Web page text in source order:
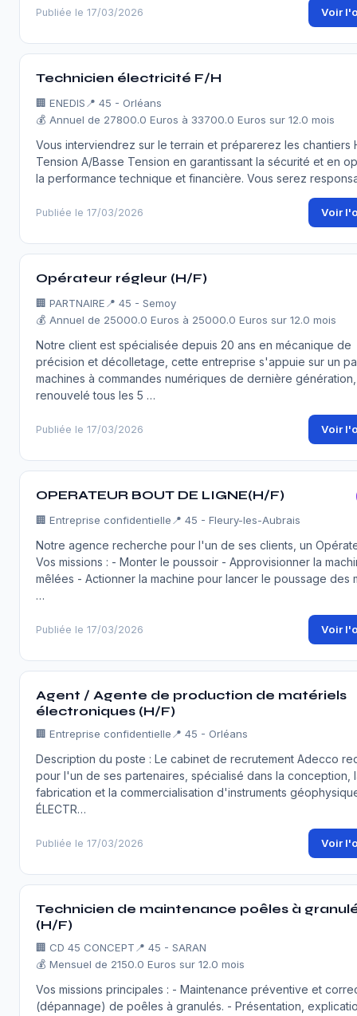
Publiée le 17/03/2026 Voir
Technicien électricité F/H
🏢 ENEDIS 📍 45 - Orléans
💰 Annuel de 27800.0 Euros à 33700.0 Euros sur 12.0 mois
Vous interviendrez sur le terrain et préparerez les chantiers
Tension A/Basse Tension en garantissant la sécurité et en
la performance technique et financière. Vous serez
Publiée le 17/03/2026 Voir
Opérateur régleur (H/F)
🏢 PARTNAIRE 📍 45 - Semoy
💰 Annuel de 25000.0 Euros à 25000.0 Euros sur 12.0 mois
Notre client est spécialisée depuis 20 ans en mécanique de
précision et décolletage, cette entreprise s'appuie sur un
machines à commandes numériques de dernière génération,
renouvelé tous les 5 …
Publiée le 17/03/2026 Voir
OPERATEUR BOUT DE LIGNE(H/F)
🏢 Entreprise confidentielle 📍 45 - Fleury-les-Aubrais
Notre agence recherche pour l'un de ses clients, un
Vos missions : - Monter le poussoir - Approvisionner la
mêlées - Actionner la machine pour lancer le poussage des
…
Publiée le 17/03/2026 Voir
Agent / Agente de production de matériels
électroniques (H/F)
🏢 Entreprise confidentielle 📍 45 - Orléans
Description du poste : Le cabinet de recrutement Adecco
pour l'un de ses partenaires, spécialisé dans la conception,
fabrication et la commercialisation d'instruments
ÉLECTR…
Publiée le 17/03/2026 Voir
Technicien de maintenance poêles à
(H/F)
🏢 CD 45 CONCEPT 📍 45 - SARAN
💰 Mensuel de 2150.0 Euros sur 12.0 mois
Vos missions principales : - Maintenance préventive et
(dépannage) de poêles à granulés. - Présentation,